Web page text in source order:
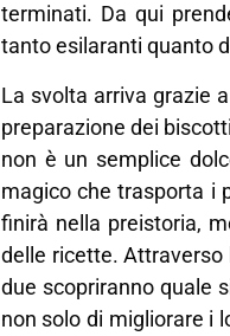
terminati. Da qui
tanto esilaranti quanto
La svolta arriva grazie
preparazione dei
non è un semplice
magico che trasporta i
finirà nella preistoria,
delle ricette. Attraverso
due scopriranno quale
non solo di migliorare i